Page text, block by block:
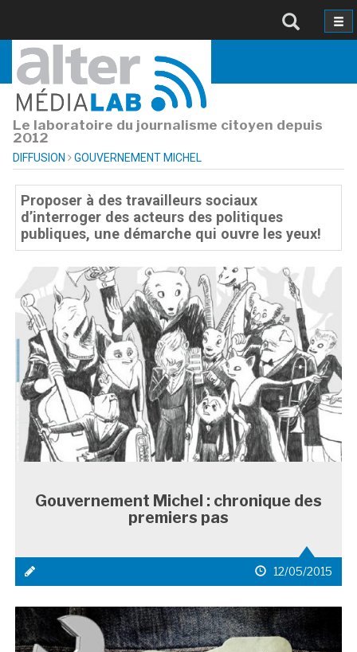
Le laboratoire du journalisme citoyen depuis
2012
DIFFUSION GOUVERNEMENT MICHEL
Proposer à des travailleurs sociaux
d’interroger des acteurs des politiques
publiques, une démarche qui ouvre les yeux!
Gouvernement Michel : chronique des
premiers pas
média
date
de
12/05/2015